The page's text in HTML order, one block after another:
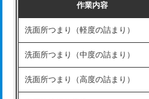
モルタル補修（厚さ10㎝まで）
モルタル補修（厚さ10㎝超え）
洗面台設置
バスタブ設置
持込商品取付（単水栓）
持込商品取付（混合水栓）
持込商品取付（浄水器・分岐水栓
給水管工事※（ホール加工)
作業内容
洗面所つまり（軽度の詰まり）
洗面所つまり（中度の詰まり）
洗面所つまり（高度の詰まり）